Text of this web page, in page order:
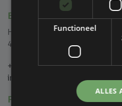
BEL OF MAIL ONS
Het Eek 5B
4004 LM Tiel
+31 (0)344 446 000
info@mviewplus.nl
PRODUCTEN
Functioneel
ALLES